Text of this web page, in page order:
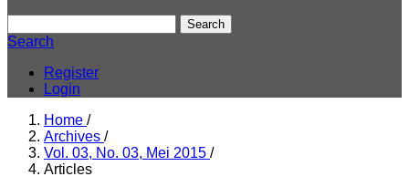
Search
Search
Register
Login
Home /
Archives /
Vol. 03, No. 03, Mei 2015 /
Articles